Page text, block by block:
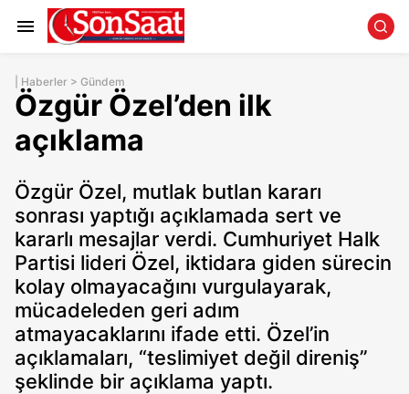
Haberler > Gündem
Özgür Özel’den ilk
açıklama
Özgür Özel, mutlak butlan kararı
sonrası yaptığı açıklamada sert ve
kararlı mesajlar verdi. Cumhuriyet Halk
Partisi lideri Özel, iktidara giden sürecin
kolay olmayacağını vurgulayarak,
mücadeleden geri adım
atmayacaklarını ifade etti. Özel’in
açıklamaları, “teslimiyet değil direniş”
şeklinde bir açıklama yaptı.